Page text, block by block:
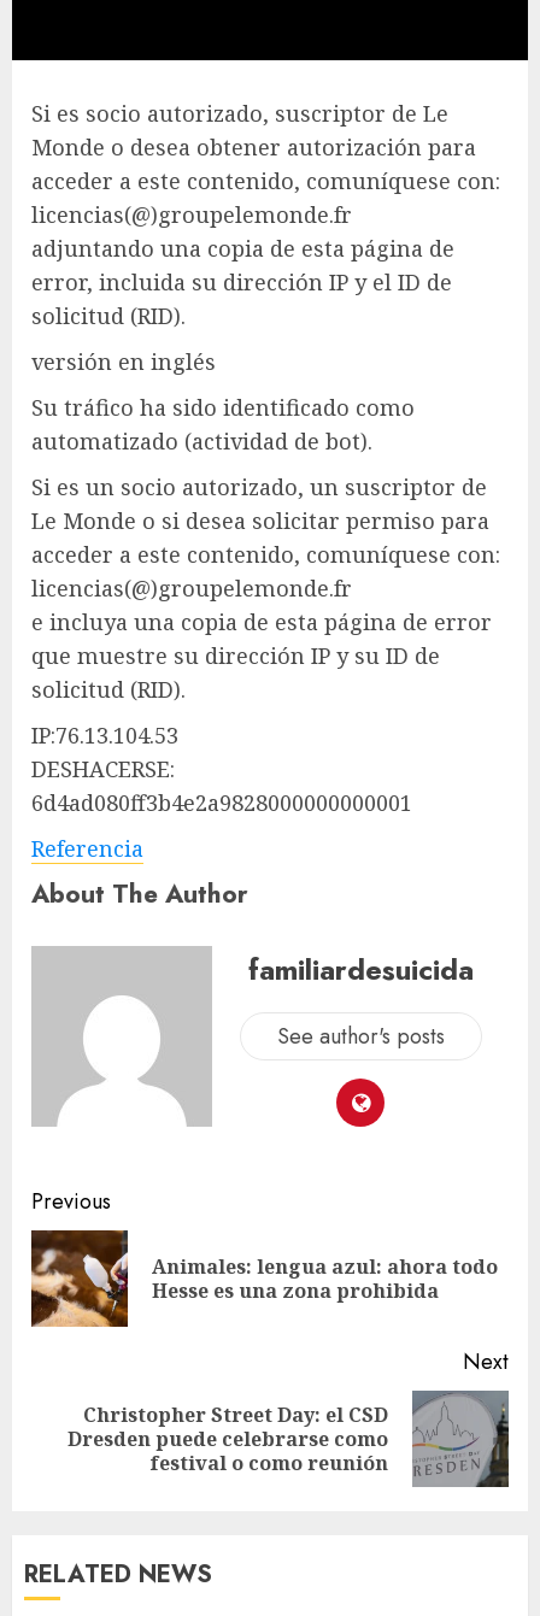
Si es socio autorizado, suscriptor de Le
Monde o desea obtener autorización para
acceder a este contenido, comuníquese con:
licencias(@)groupelemonde.fr
adjuntando una copia de esta página de
error, incluida su dirección IP y el ID de
solicitud (RID).
versión en inglés
Su tráfico ha sido identificado como
automatizado (actividad de bot).
Si es un socio autorizado, un suscriptor de
Le Monde o si desea solicitar permiso para
acceder a este contenido, comuníquese con:
licencias(@)groupelemonde.fr
e incluya una copia de esta página de error
que muestre su dirección IP y su ID de
solicitud (RID).
IP:76.13.104.53
DESHACERSE:
6d4ad080ff3b4e2a9828000000000001
Referencia
About The Author
familiardesuicida
See author's posts
Previous
Animales: lengua azul: ahora todo
Hesse es una zona prohibida
Next
Christopher Street Day: el CSD
Dresden puede celebrarse como
festival o como reunión
RELATED NEWS